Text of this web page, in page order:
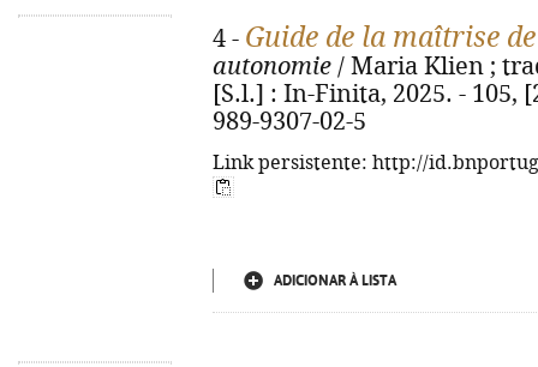
4 - Guide de la maîtrise
autonomie / Maria Klien ;
[S.l.] : In-Finita, 2025. - 105,
989-9307-02-5
Link persistente: http://
ADICIONAR À LISTA